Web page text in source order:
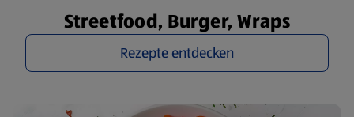
Streetfood, Burger, Wraps
Rezepte entdecken